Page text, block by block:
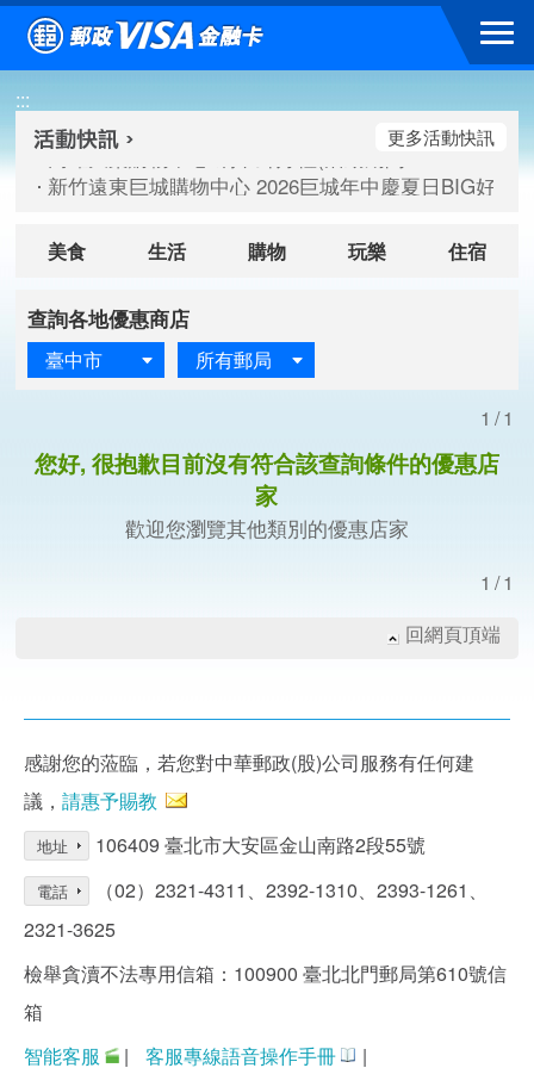
跳到主要內容區塊
:::
高雄大樂購物中心 刷卡郵好禮(活動期間：115/08/07-
臺北三創生活 有點東西第2波 刷卡郵好禮(活動期間：
高雄大樂購物中心 刷卡郵好禮(活動期間：115/08/07-
新竹遠東巨城購物中心 2026巨城年中慶夏日BIG好刷(
更多活動快訊
美食 生活 購物 玩樂 住宿
查詢各地優惠商店
臺中市 所有郵局
1/1
您好, 很抱歉目前沒有符合該查詢條件的優惠店
家
歡迎您瀏覽其他類別的優惠店家
1/1
回網頁頂端
感謝您的蒞臨，若您對中華郵政(股)公司服務有任何建
議， 請惠予賜教
地址 106409 臺北市大安區金山南路2段55號
電話
（02）2321-4311、2392-1310、2393-1261、
2321-3625
檢舉貪瀆不法專用信箱：100900 臺北北門郵局第610號信
箱
智能客服
| 客服專線語音操作手冊 |